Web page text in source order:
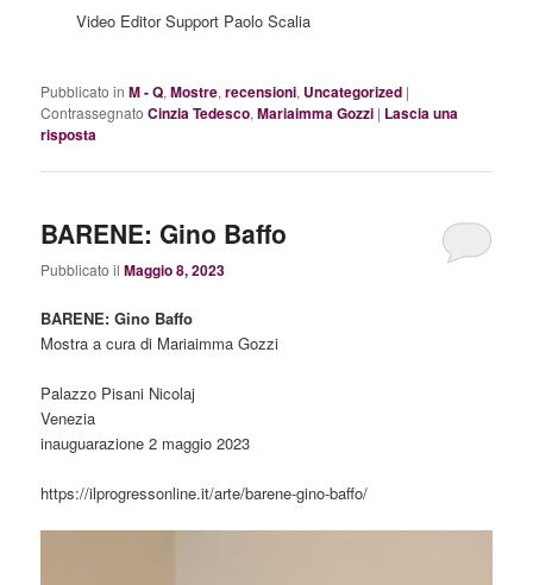
Video Editor Support Paolo Scalia
Pubblicato in M - Q,Mostre,recensioni, Uncategorized |
Contrassegnato Cinzia Tedesco,Mariaimma Gozzi | Lascia una
risposta
BARENE: Gino Baffo
Pubblicato ilMaggio 8, 2023
BARENE: Gino Baffo
Mostra a cura di Mariaimma Gozzi
Palazzo Pisani Nicolaj
Venezia
inauguarazione 2 maggio 2023
https://ilprogressonline.it/arte/barene-gino-baffo/